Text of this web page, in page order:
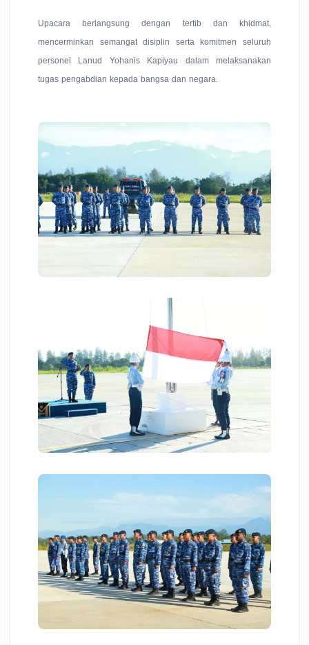
Upacara berlangsung dengan tertib dan khidmat,
mencerminkan semangat disiplin serta komitmen seluruh
personel Lanud Yohanis Kapiyau dalam melaksanakan
tugas pengabdian kepada bangsa dan negara.